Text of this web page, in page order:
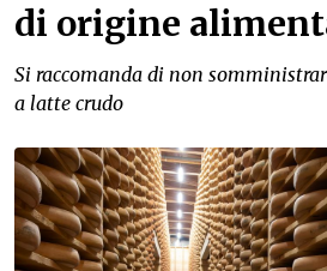
di origine
Si raccomanda di non
a latte crudo